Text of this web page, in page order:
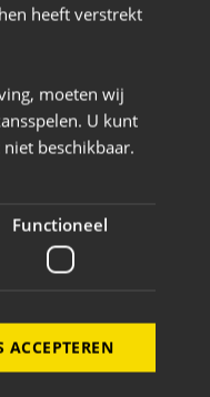
heeft verstrekt
moeten wij
U kunt
beschikbaar.
Functioneel
ACCEPTEREN